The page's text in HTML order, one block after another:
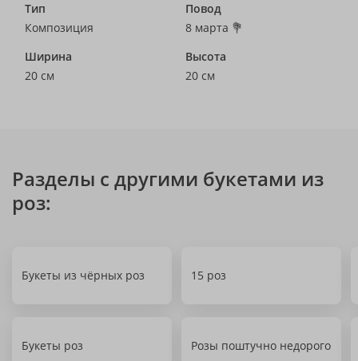
Тип
Композиция
Повод
8 марта 💐
Ширина
20 см
Высота
20 см
Разделы с другими букетами из
роз:
Букеты из чёрных роз 15 роз
Букеты роз Розы поштучно недорого